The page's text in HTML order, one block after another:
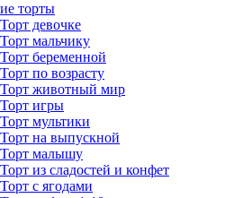
торты
Торт девочке
Торт мальчику
Торт беременной
Торт по возрасту
Торт животный мир
Торт игры
Торт мультики
Торт на выпускной
Торт малышу
Торт из сладостей и конфет
Торт с ягодами